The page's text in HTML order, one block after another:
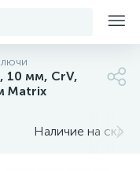
10 мм, CrV,
Matrix
Наличие на